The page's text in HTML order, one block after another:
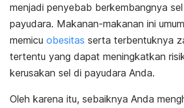
menjadi penyebab berkembangnya
payudara. Makanan-makanan ini
memicu obesitas serta terbentuknya
tertentu yang dapat meningkatkan
kerusakan sel di payudara Anda.
Oleh karena itu, sebaiknya Anda